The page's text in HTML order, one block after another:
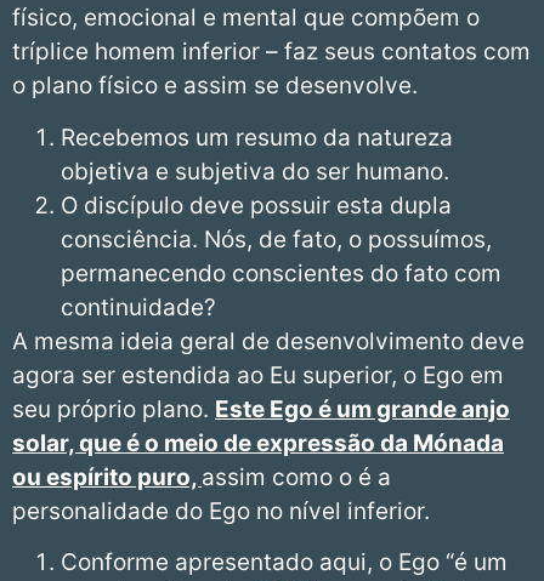
físico, emocional e mental que compõem o
tríplice homem inferior – faz seus contatos com
o plano físico e assim se desenvolve.
Recebemos um resumo da natureza
objetiva e subjetiva do ser humano.
O discípulo deve possuir esta dupla
consciência. Nós, de fato, o possuímos,
permanecendo conscientes do fato com
continuidade?
A mesma ideia geral de desenvolvimento deve
agora ser estendida ao Eu superior, o Ego em
seu próprio plano. Este Ego é um grande anjo
solar, que é o meio de expressão da Mónada
ou espírito puro, assim como o é a
personalidade do Ego no nível inferior.
Conforme apresentado aqui, o Ego “é um